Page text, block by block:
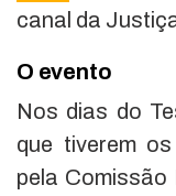
canal da
O evento
Nos dias do
que tiverem
pela Comissão